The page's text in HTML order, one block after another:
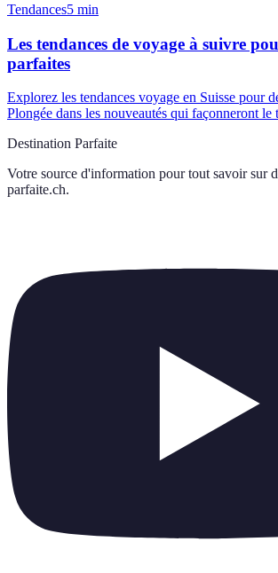
Tendances5 min
Les tendances de voyage à suivre
parfaites
Explorez les tendances voyage en Suisse pour
Plongée dans les nouveautés qui façonneront le
Destination Parfaite
Votre source d'information pour tout savoir sur
parfaite.ch.